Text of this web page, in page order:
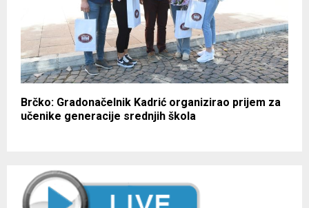
Brčko: Gradonačelnik Kadrić organizirao prijem za
učenike generacije srednjih škola